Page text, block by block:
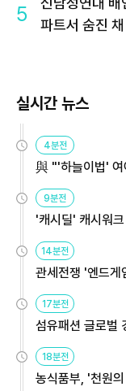
5
파트서 숨진
실시간 뉴스
4분전
與 "'하늘이법' 여
9분전
'캐시딜' 캐시워
14분전
관세전쟁 '엔드
용해야
17분전
섬유패션 글로벌
원
18분전
농식품부, '천원